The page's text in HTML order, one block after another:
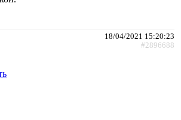
18/04/2021 15:20:23
#2896688